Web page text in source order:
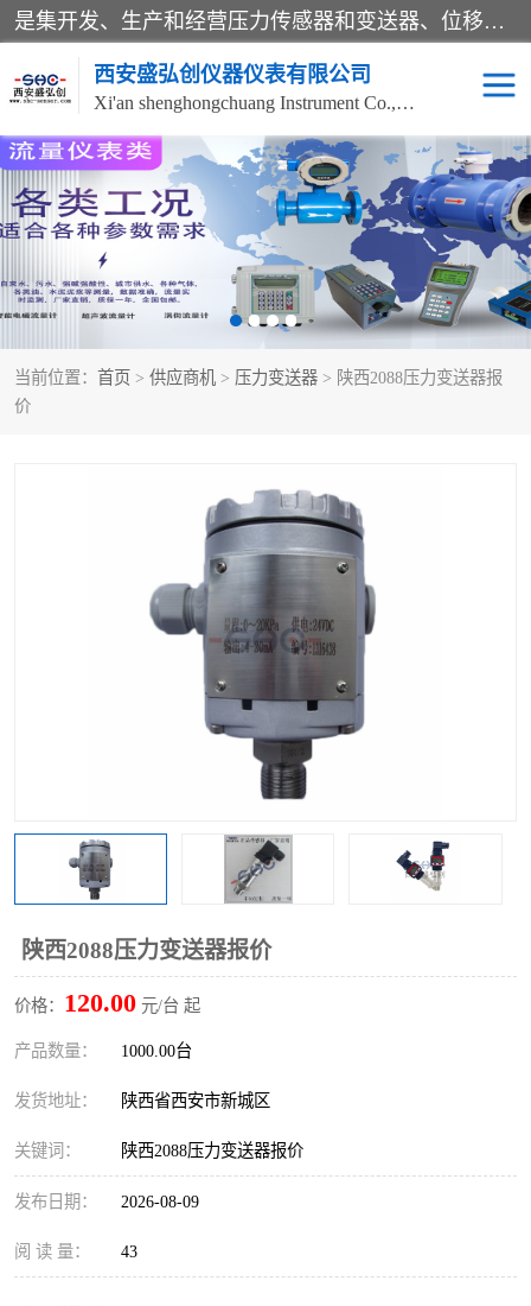
是集开发、生产和经营压力传感器和变送器、位移传感器和变送器、流量传感器和变送器、称重传感器和变送器、测力传感器和变送器、温湿度传感器和变送器、扭矩传感器、智能数显控制仪表等产品的化高新技术企业。
西安盛弘创仪器仪表有限公司
Xi'an shenghongchuang Instrument Co., Ltd
当前位置： 首页 > 供应商机 > 压力变送器 > 陕西2088压力变送器报
价
陕西2088压力变送器报价
价格： 120.00 元/台 起
产品数量： 1000.00台
发货地址： 陕西省西安市新城区
关键词： 陕西2088压力变送器报价
发布日期： 2026-08-09
阅 读 量： 43
称重传感器 超声波流量计
压力变送器 通用型压力变送器
液位变送器 流量计
位移传感器 差压变送器